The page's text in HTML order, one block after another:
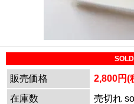
販売価格
2,800円(
在庫数
売切れ